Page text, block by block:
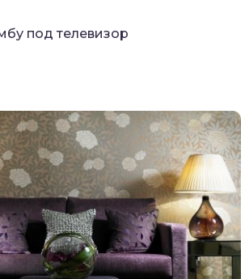
под телевизор